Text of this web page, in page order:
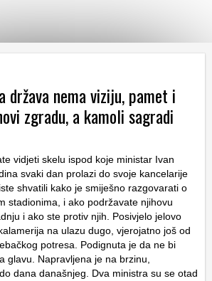
država nema viziju, pamet i
zgradu, a kamoli sagradi
vidjeti skelu ispod koje ministar Ivan
svaki dan prolazi do svoje kancelarije
shvatili kako je smiješno razgovarati o
stadionima, i ako podržavate njihovu
i ako ste protiv njih. Posivjelo jelovo
na ulazu dugo, vjerojatno još od
potresa. Podignuta je da ne bi
glavu. Napravljena je na brzinu,
dana današnjeg. Dva ministra su se otad